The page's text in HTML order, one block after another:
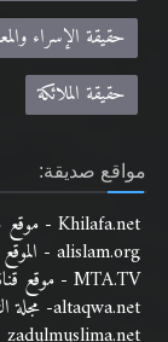
حقيقة الإسراء
حقيقة الملائكة
مواقع صديقة:
Khilafa.net - موقع حضرة مرزا مسرور أحمد نصره الله
alislam.org - الموقع الرسمي للجماعة الإسلامية الأحمدية باللغة الانجليزية
MTA.TV - موقع قناة MTA الرسمي
altaqwa.net- مجلة التقوى